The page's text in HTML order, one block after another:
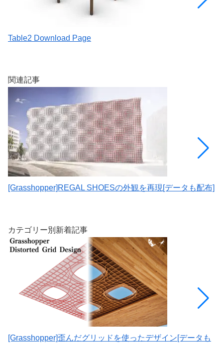
Table2 Download Page
関連記事
[Grasshopper]REGAL SHOESの外観を再現[データも配布]
カテゴリー別新着記事
[Grasshopper]歪んだグリッドを使ったデザイン[データも